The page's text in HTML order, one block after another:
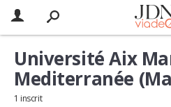
Université Aix
Mediterranée
1 inscrit